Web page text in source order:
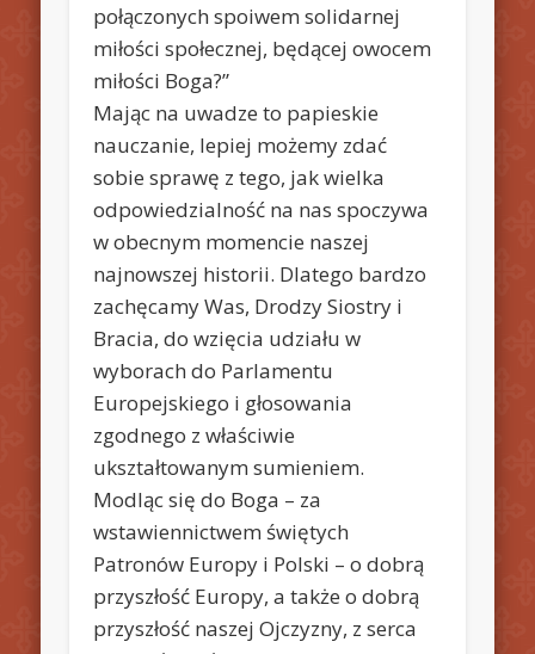
połączonych spoiwem solidarnej
miłości społecznej, będącej owocem
miłości Boga?”
Mając na uwadze to papieskie
nauczanie, lepiej możemy zdać
sobie sprawę z tego, jak wielka
odpowiedzialność na nas spoczywa
w obecnym momencie naszej
najnowszej historii. Dlatego bardzo
zachęcamy Was, Drodzy Siostry i
Bracia, do wzięcia udziału w
wyborach do Parlamentu
Europejskiego i głosowania
zgodnego z właściwie
ukształtowanym sumieniem.
Modląc się do Boga – za
wstawiennictwem świętych
Patronów Europy i Polski – o dobrą
przyszłość Europy, a także o dobrą
przyszłość naszej Ojczyzny, z serca